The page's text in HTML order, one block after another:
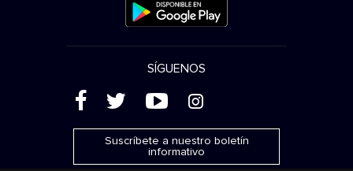
SÍGUENOS
( ' + &
Suscríbete a nuestro boletín
informativo